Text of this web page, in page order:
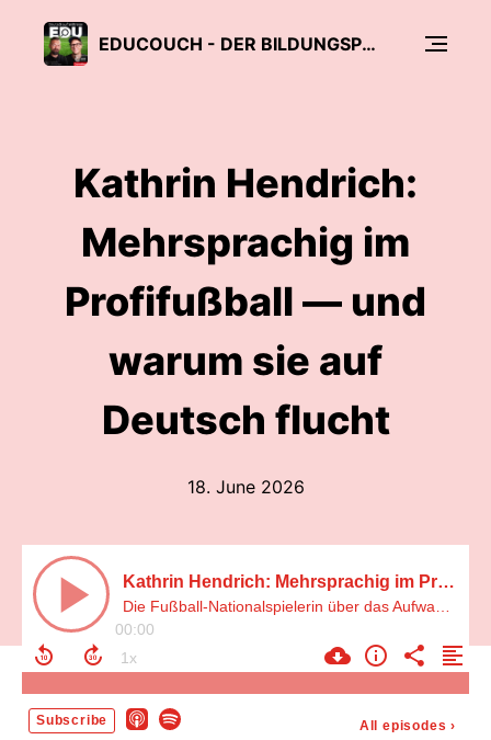
EDUCOUCH - DER BILDUNGSPODCAST
Kathrin Hendrich:
Mehrsprachig im
Profifußball — und
warum sie auf
Deutsch flucht
18. June 2026
Kathrin Hendrich: Mehrsprachig im Profifußball — und warum sie auf Deutsch flucht
00:00
Subscribe All episodes ›